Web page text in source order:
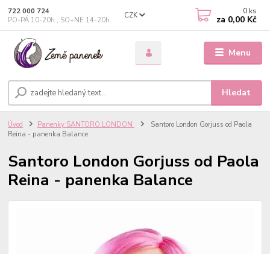
Menu
CZK
Hledat
722 000 724
PO-PÁ 10-20h., SO+NE 14-20h.
0 ks
za 0,00 Kč
Úvod Panenky SANTORO LONDON
Santoro London Gorjuss od Paola
Reina - panenka Balance
Santoro London Gorjuss od Paola
Reina - panenka Balance